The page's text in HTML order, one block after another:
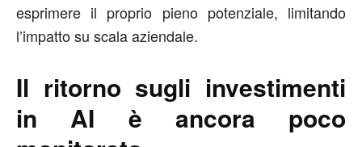
esprimere il proprio pieno potenziale, limitando
l’impatto su scala aziendale.
Il ritorno sugli investimenti
in AI è ancora poco